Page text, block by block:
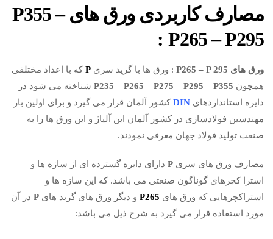
مصارف کاربردی ورق های P355 –
P265 – P295 :
ورق های P265 – P 295 : ورق ها با گرید سری P که با اعداد مختلفی
همچون
P235 – P265 – P275 – P295 – P355
شناخته می شود در
دایره استانداردهای DIN کشور آلمان قرار می گیرد و برای اولین بار
مهندسین فولادسازی در کشور آلمان این آلیاژ و این ورق ها را به
صنعت تولید فولاد جهان معرفی نمودند.
مصارف ورق های سری P دارای دایره گسترده ای از سازه ها و
استرا کچرهای گوناگون صنعتی می باشد. که این سازه ها و
استراکچرهایی که ورق های P265 و دیگر ورق های گرید های P در آن
مورد استفاده قرار می گیرد به شرح ذیل می باشد: